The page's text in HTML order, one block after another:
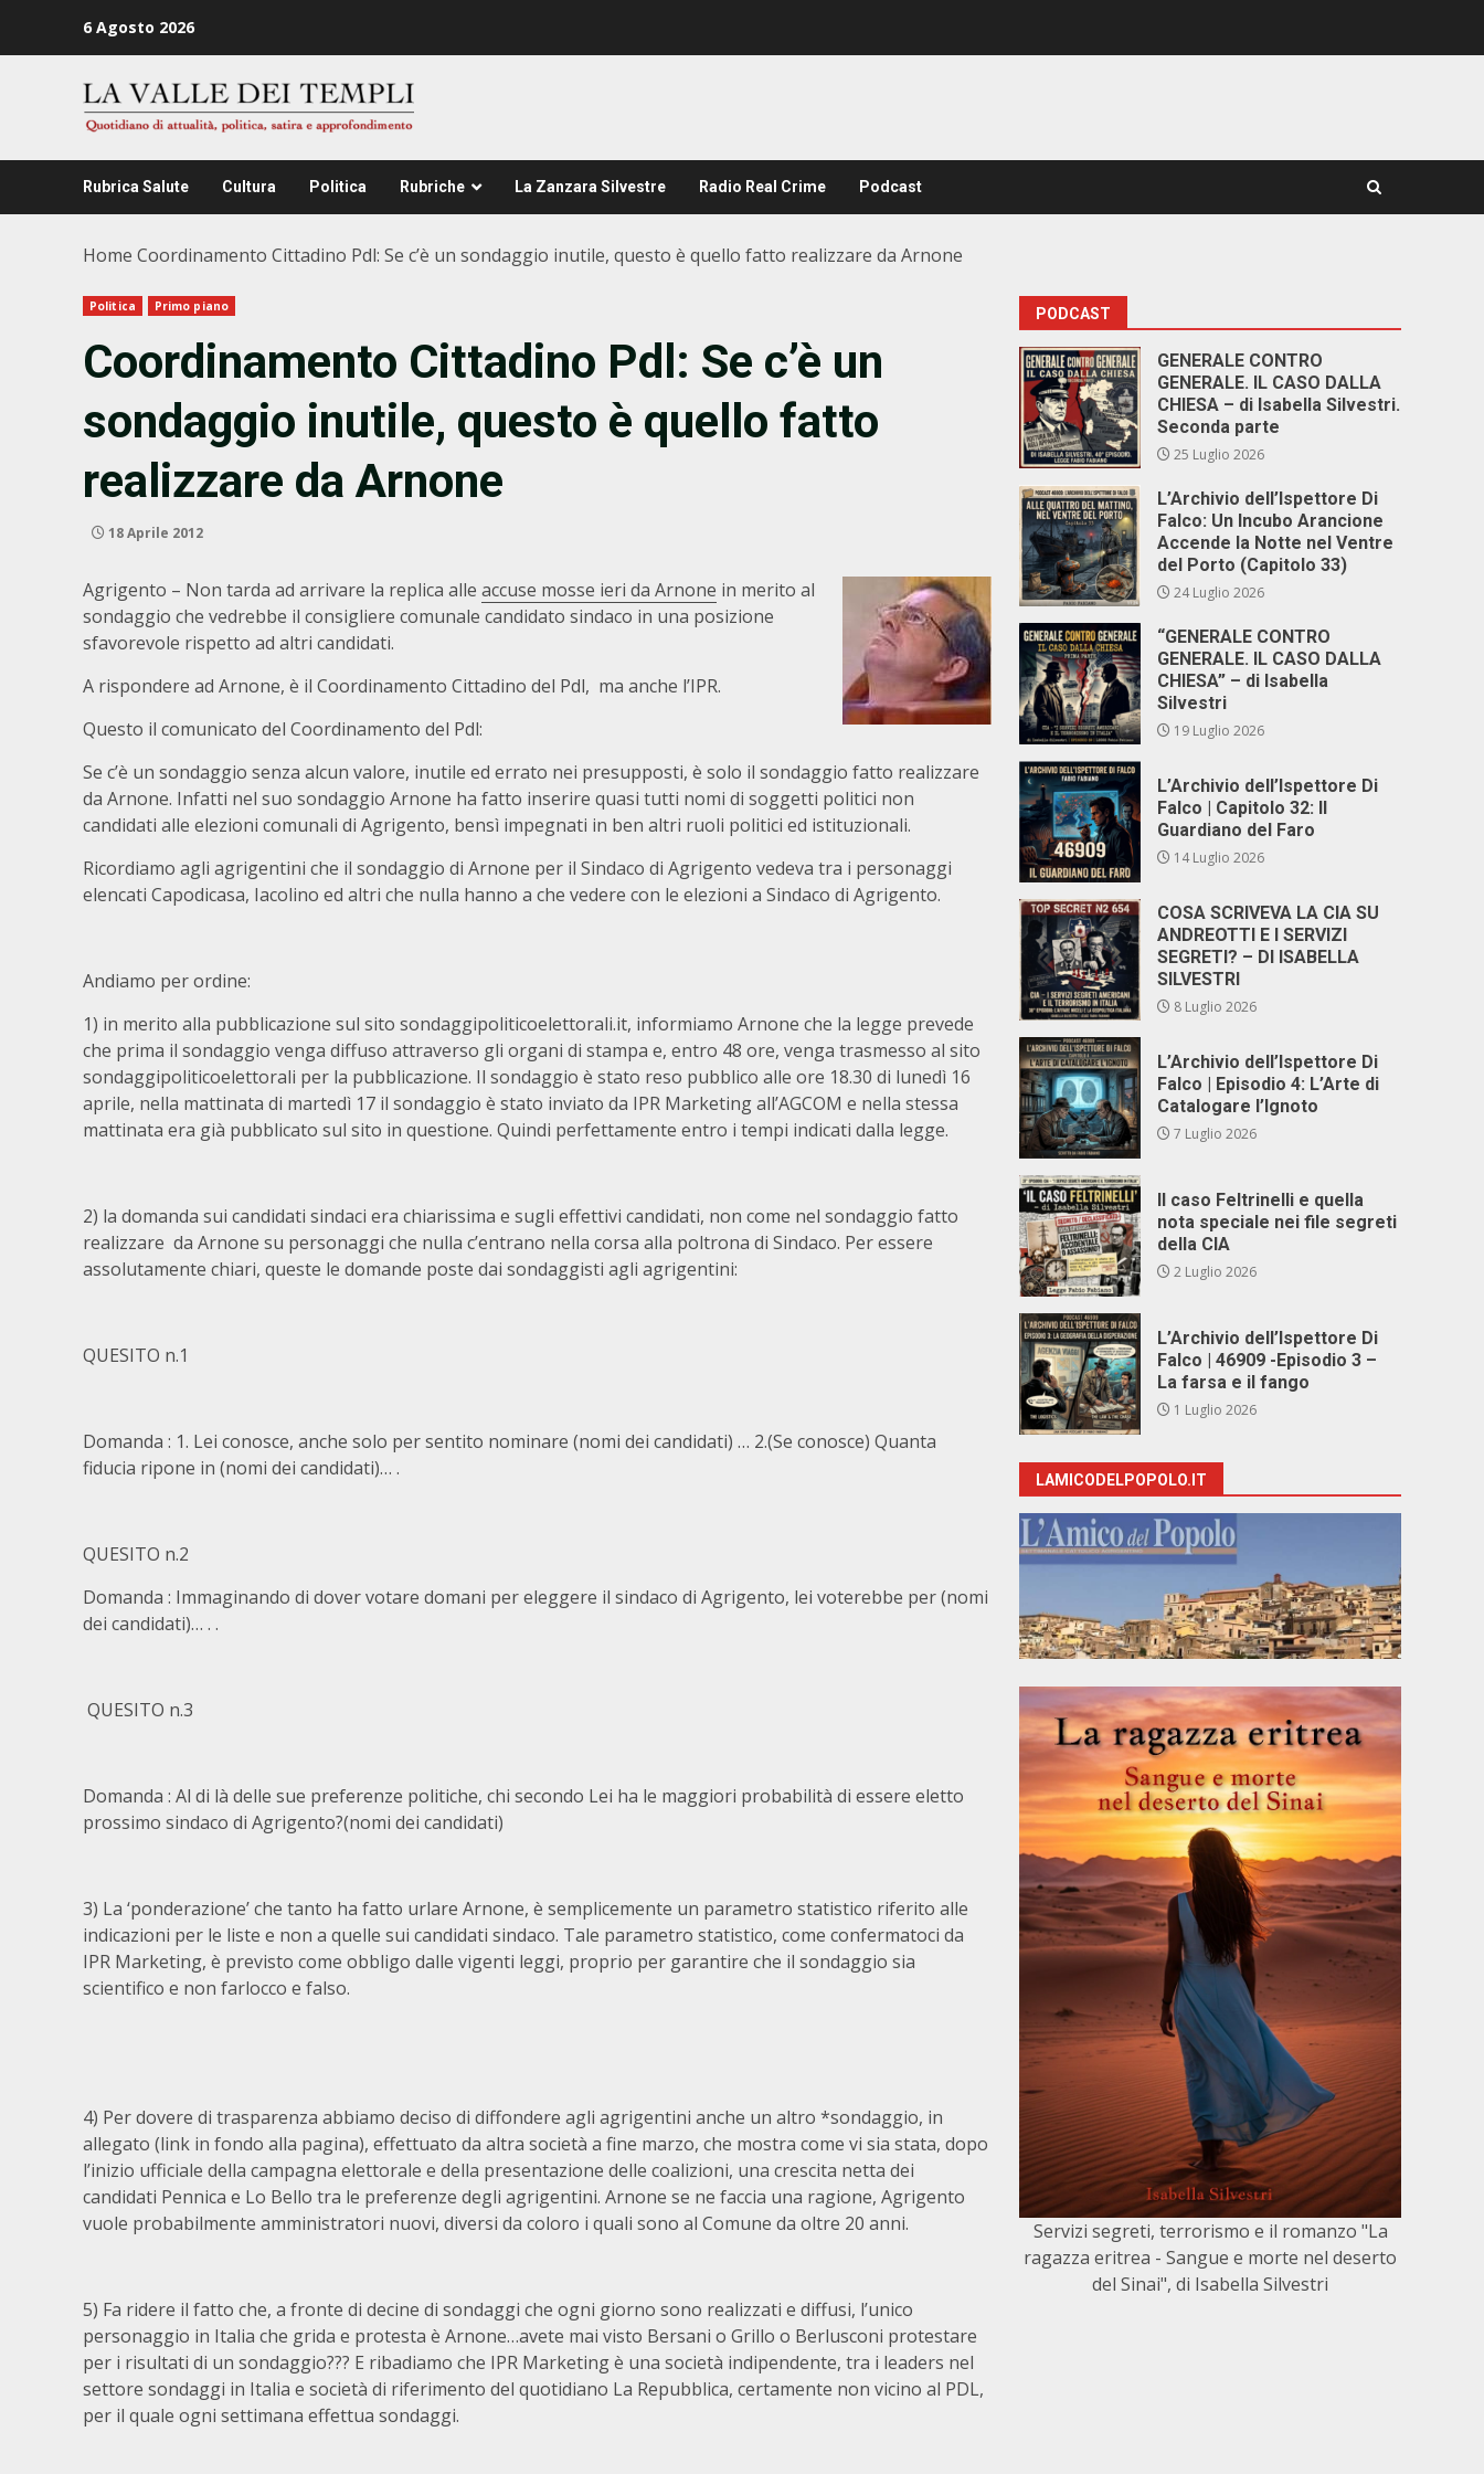
6 Agosto 2026
Rubrica Salute Cultura Politica Rubriche La Zanzara Silvestre Radio Real Crime Podcast
Home Coordinamento Cittadino Pdl: Se c’è un sondaggio inutile, questo è quello fatto realizzare da Arnone
Politica Primo piano
Coordinamento Cittadino Pdl: Se c’è un
sondaggio inutile, questo è quello fatto
realizzare da Arnone
18 Aprile 2012
Agrigento – Non tarda ad arrivare la replica alle accuse mosse ieri da Arnone in merito al
sondaggio che vedrebbe il consigliere comunale candidato sindaco in una posizione
sfavorevole rispetto ad altri candidati.
A rispondere ad Arnone, è il Coordinamento Cittadino del Pdl, ma anche l’IPR.
Questo il comunicato del Coordinamento del Pdl:
Se c’è un sondaggio senza alcun valore, inutile ed errato nei presupposti, è solo il sondaggio fatto realizzare
da Arnone. Infatti nel suo sondaggio Arnone ha fatto inserire quasi tutti nomi di soggetti politici non
candidati alle elezioni comunali di Agrigento, bensì impegnati in ben altri ruoli politici ed istituzionali.
Ricordiamo agli agrigentini che il sondaggio di Arnone per il Sindaco di Agrigento vedeva tra i personaggi
elencati Capodicasa, Iacolino ed altri che nulla hanno a che vedere con le elezioni a Sindaco di Agrigento.
Andiamo per ordine:
1) in merito alla pubblicazione sul sito sondaggipoliticoelettorali.it, informiamo Arnone che la legge prevede
che prima il sondaggio venga diffuso attraverso gli organi di stampa e, entro 48 ore, venga trasmesso al sito
sondaggipoliticoelettorali per la pubblicazione. Il sondaggio è stato reso pubblico alle ore 18.30 di lunedì 16
aprile, nella mattinata di martedì 17 il sondaggio è stato inviato da IPR Marketing all’AGCOM e nella stessa
mattinata era già pubblicato sul sito in questione. Quindi perfettamente entro i tempi indicati dalla legge.
2) la domanda sui candidati sindaci era chiarissima e sugli effettivi candidati, non come nel sondaggio fatto
realizzare da Arnone su personaggi che nulla c’entrano nella corsa alla poltrona di Sindaco. Per essere
assolutamente chiari, queste le domande poste dai sondaggisti agli agrigentini:
QUESITO n.1
Domanda : 1. Lei conosce, anche solo per sentito nominare (nomi dei candidati) … 2.(Se conosce) Quanta
fiducia ripone in (nomi dei candidati)… .
QUESITO n.2
Domanda : Immaginando di dover votare domani per eleggere il sindaco di Agrigento, lei voterebbe per (nomi
dei candidati)… . .
QUESITO n.3
Domanda : Al di là delle sue preferenze politiche, chi secondo Lei ha le maggiori probabilità di essere eletto
prossimo sindaco di Agrigento?(nomi dei candidati)
3) La ‘ponderazione’ che tanto ha fatto urlare Arnone, è semplicemente un parametro statistico riferito alle
indicazioni per le liste e non a quelle sui candidati sindaco. Tale parametro statistico, come confermatoci da
IPR Marketing, è previsto come obbligo dalle vigenti leggi, proprio per garantire che il sondaggio sia
scientifico e non farlocco e falso.
4) Per dovere di trasparenza abbiamo deciso di diffondere agli agrigentini anche un altro *sondaggio, in
allegato (link in fondo alla pagina), effettuato da altra società a fine marzo, che mostra come vi sia stata, dopo
l’inizio ufficiale della campagna elettorale e della presentazione delle coalizioni, una crescita netta dei
candidati Pennica e Lo Bello tra le preferenze degli agrigentini. Arnone se ne faccia una ragione, Agrigento
vuole probabilmente amministratori nuovi, diversi da coloro i quali sono al Comune da oltre 20 anni.
5) Fa ridere il fatto che, a fronte di decine di sondaggi che ogni giorno sono realizzati e diffusi, l’unico
personaggio in Italia che grida e protesta è Arnone…avete mai visto Bersani o Grillo o Berlusconi protestare
per i risultati di un sondaggio??? E ribadiamo che IPR Marketing è una società indipendente, tra i leaders nel
settore sondaggi in Italia e società di riferimento del quotidiano La Repubblica, certamente non vicino al PDL,
per il quale ogni settimana effettua sondaggi.
PODCAST
GENERALE CONTRO
GENERALE. IL CASO DALLA
CHIESA – di Isabella Silvestri.
Seconda parte
25 Luglio 2026
L’Archivio dell’Ispettore Di
Falco: Un Incubo Arancione
Accende la Notte nel Ventre
del Porto (Capitolo 33)
24 Luglio 2026
“GENERALE CONTRO
GENERALE. IL CASO DALLA
CHIESA” – di Isabella
Silvestri
19 Luglio 2026
L’Archivio dell’Ispettore Di
Falco | Capitolo 32: Il
Guardiano del Faro
14 Luglio 2026
COSA SCRIVEVA LA CIA SU
ANDREOTTI E I SERVIZI
SEGRETI? – DI ISABELLA
SILVESTRI
8 Luglio 2026
L’Archivio dell’Ispettore Di
Falco | Episodio 4: L’Arte di
Catalogare l’Ignoto
7 Luglio 2026
Il caso Feltrinelli e quella
nota speciale nei file segreti
della CIA
2 Luglio 2026
L’Archivio dell’Ispettore Di
Falco | 46909 -Episodio 3 –
La farsa e il fango
1 Luglio 2026
LAMICODELPOPOLO.IT
Servizi segreti, terrorismo e il romanzo "La
ragazza eritrea - Sangue e morte nel deserto
del Sinai", di Isabella Silvestri